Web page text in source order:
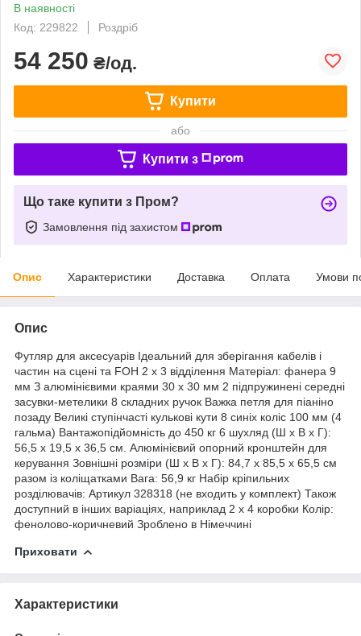
В наявності
Код: 229822
Роздріб
54 250 ₴/од.
Купити
або
Купити з
Що таке купити з Пром?
Замовлення під захистом
Опис Характеристики Доставка Оплата Умови
Опис
Футляр для аксесуарів Ідеальний для зберігання кабелів і
частин на сцені та FOH 2 x 3 відділення Матеріал: фанера 9
мм З алюмінієвими краями 30 x 30 мм 2 підпружинені середні
засувки-метелики 8 складних ручок Важка петля для піаніно
позаду Великі ступінчасті кулькові кути 8 синіх коліс 100 мм (4
гальма) Вантажопідйомність до 450 кг 6 шухляд (Ш x В x Г):
56,5 x 19,5 x 36,5 см. Алюмінієвий опорний кронштейн для
керування Зовнішні розміри (Ш x В x Г): 84,7 х 85,5 х 65,5 см
разом із коліщатками Вага: 56,9 кг Набір кріпильних
розділювачів: Артикул 328318 (не входить у комплект) Також
доступний в інших варіаціях, наприклад 2 х 4 коробки Колір:
фенолово-коричневий Зроблено в Німеччині
Приховати
Характеристики